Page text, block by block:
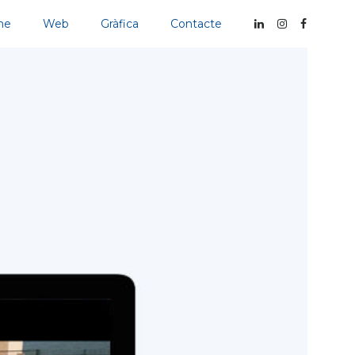
Web Gràfica Contacte